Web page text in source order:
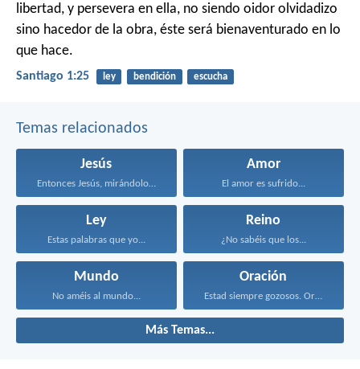
libertad, y persevera en ella, no siendo oidor olvidadizo
sino hacedor de la obra, éste será bienaventurado en lo
que hace.
Santiago 1:25 ley bendición escucha
Temas relacionados
Jesús
Entonces Jesús, mirándolos, dijo...
Amor
El amor es sufrido...
Ley
Estas palabras que yo...
Reino
¿No sabéis que los...
Mundo
No améis al mundo...
Oración
Estad siempre gozosos. Orad...
Más Temas...